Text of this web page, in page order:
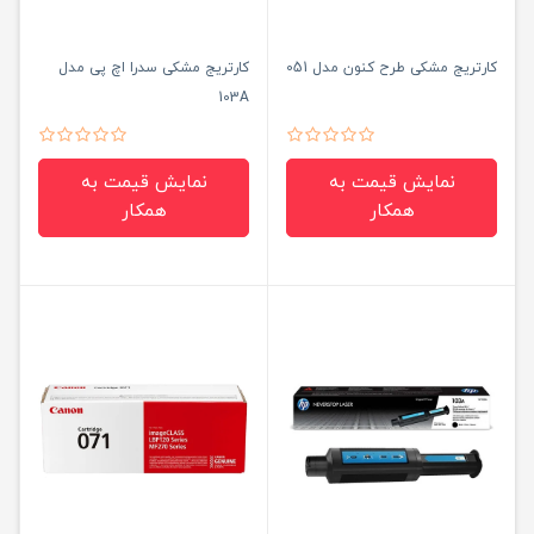
کارتریج مشکی طرح کنون مدل 051
نمایش قیمت به
همکار
کارتریج مشکی سدرا اچ پی مدل
103A
نمایش قیمت به
همکار